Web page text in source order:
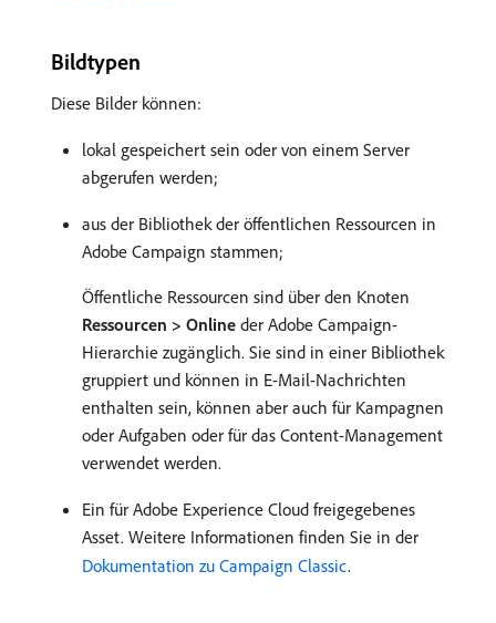
Bildtypen
Diese Bilder können:
lokal gespeichert sein oder von einem Server
abgerufen werden;
aus der Bibliothek der öffentlichen Ressourcen in
Adobe Campaign stammen;
Öffentliche Ressourcen sind über den Knoten
Ressourcen > Online der Adobe Campaign-
Hierarchie zugänglich. Sie sind in einer Bibliothek
gruppiert und können in E-Mail-Nachrichten
enthalten sein, können aber auch für Kampagnen
oder Aufgaben oder für das Content-Management
verwendet werden.
Ein für Adobe Experience Cloud freigegebenes
Asset. Weitere Informationen finden Sie in der
Dokumentation zu Campaign Classic.